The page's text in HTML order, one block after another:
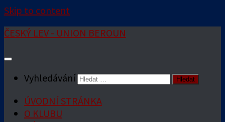
Skip to content
ČESKÝ LEV - UNION BEROUN
Vyhledávání
ÚVODNÍ STRÁNKA
O KLUBU